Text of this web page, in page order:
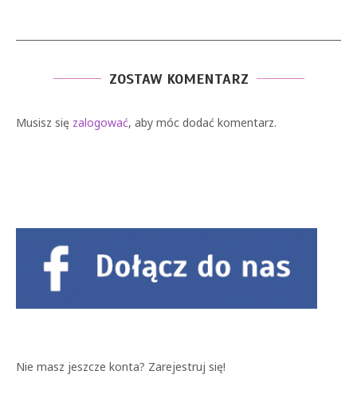
ZOSTAW KOMENTARZ
Musisz się zalogować , aby móc dodać komentarz.
Nie masz jeszcze konta? Zarejestruj się!